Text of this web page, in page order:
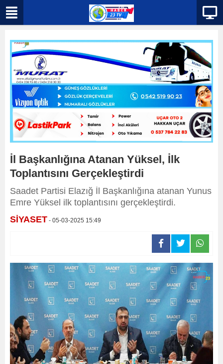
İl Başkanlığına Atanan Yüksel, İlk
Toplantısını Gerçekleştirdi
Saadet Partisi Elazığ İl Başkanlığına atanan Yunus
Emre Yüksel ilk toplantısını gerçekleştirdi.
SİYASET - 05-03-2025 15:49